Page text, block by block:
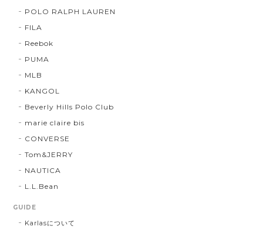
POLO RALPH LAUREN
FILA
Reebok
PUMA
MLB
KANGOL
Beverly Hills Polo Club
marie claire bis
CONVERSE
Tom&JERRY
NAUTICA
L.L.Bean
GUIDE
Karlasについて